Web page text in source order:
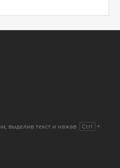
выделив текст и нажав Ctrl +